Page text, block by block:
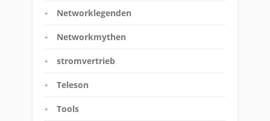
Networklegenden
Networkmythen
stromvertrieb
Teleson
Tools